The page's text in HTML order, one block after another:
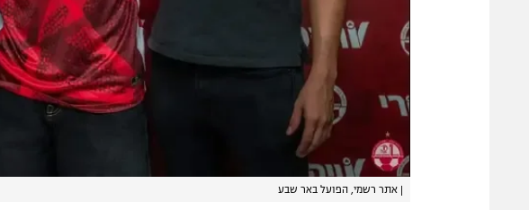
| אתר רשמי, הפועל באר שבע